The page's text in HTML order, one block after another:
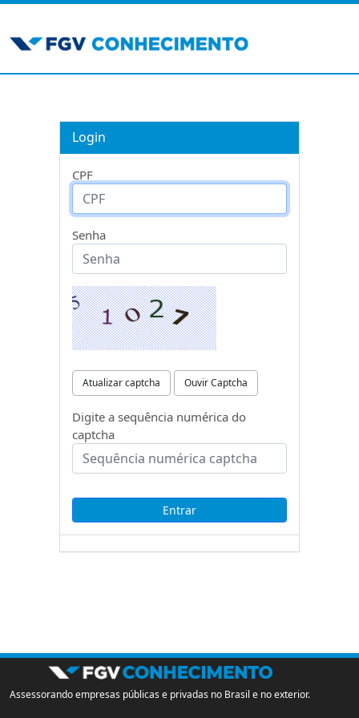
Login
CPF
Senha
Atualizar captcha Ouvir Captcha
Digite a sequência numérica do
captcha
Assessorando empresas públicas e privadas no Brasil e no exterior.